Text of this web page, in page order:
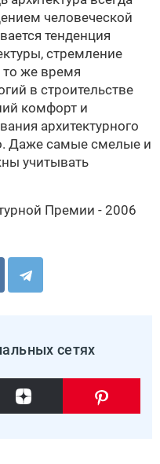
человеческой
тенденция
стремление
же время
в строительстве
комфорт и
архитектурного
Даже самые смелые и
учитывать
Премии - 2006
сетях